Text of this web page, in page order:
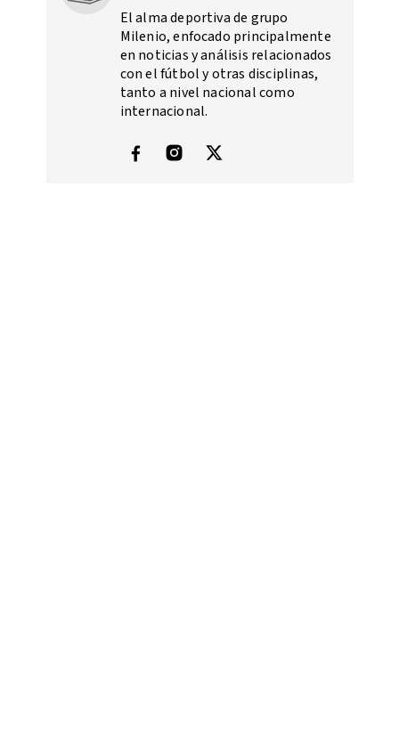
El alma deportiva de grupo
Milenio, enfocado principalmente
en noticias y análisis relacionados
con el fútbol y otras disciplinas,
tanto a nivel nacional como
internacional.